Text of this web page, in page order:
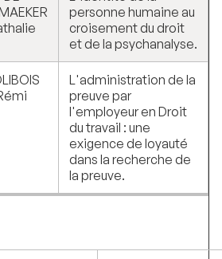
personne humaine au
croisement du droit
et de la psychanalyse.
L'administration de la
preuve par
l'employeur en Droit
du travail : une
exigence de loyauté
dans la recherche de
la preuve.